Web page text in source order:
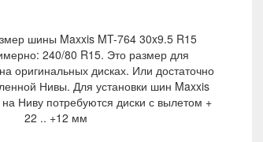
шины Maxxis MT-764 30x9.5 R15
240/80 R15. Это размер для
оригинальных дисках. Или достаточно
Нивы. Для установки шин Maxxis
Ниву потребуются диски с вылетом +
22 .. +12 мм